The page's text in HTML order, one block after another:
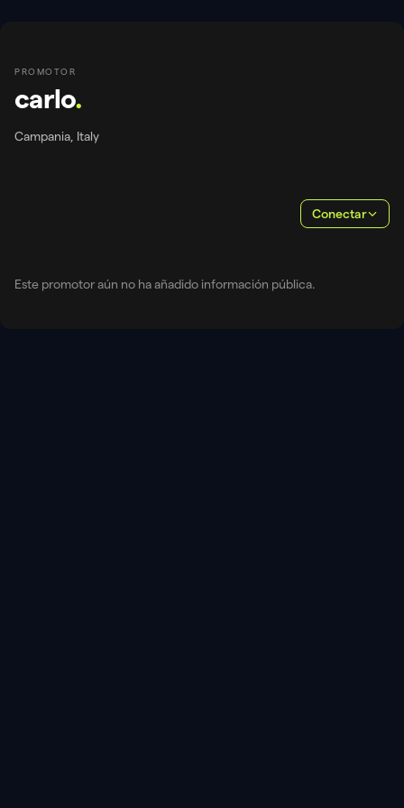
PROMOTOR
carlo.
Campania, Italy
Conectar
Este promotor aún no ha añadido información pública.